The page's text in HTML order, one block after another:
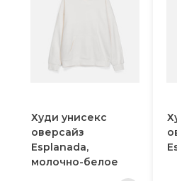
Худи унисекс
оверсайз
Esplanada,
молочно-белое